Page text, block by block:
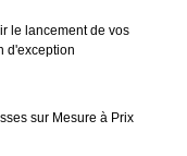
le lancement de vos
d'exception
sur Mesure à Prix